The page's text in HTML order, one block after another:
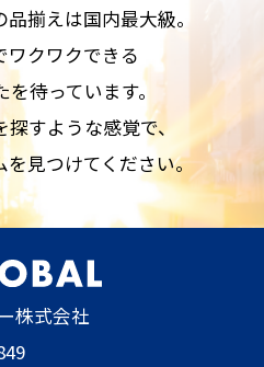
揃えは国内最大級。
ワクワクできる
待っています。
すような感覚で、
見つけてください。
株式会社